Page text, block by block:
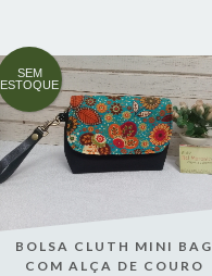
SEM
ESTOQUE
BOLSA CLUTH MINI BAG
COM ALÇA DE COURO